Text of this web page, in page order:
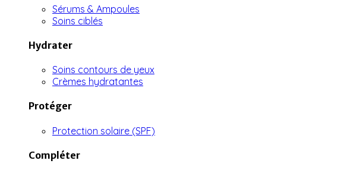
Sérums & Ampoules
Soins ciblés
Hydrater
Soins contours de yeux
Crèmes hydratantes
Protéger
Protection solaire (SPF)
Compléter